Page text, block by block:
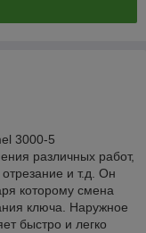
3000-5
различных работ,
и т.д. Он
которому смена
ключа. Наружное
быстро и легко